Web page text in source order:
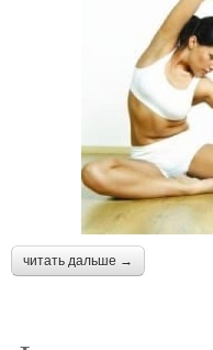
читать дальше →